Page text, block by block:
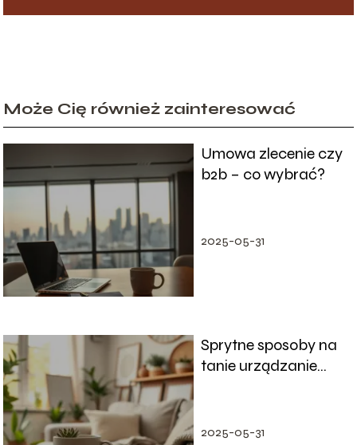
Może Cię również zainteresować
Umowa zlecenie czy
b2b – co wybrać?
2025-05-31
Sprytne sposoby na
tanie urządzanie
2025-05-31